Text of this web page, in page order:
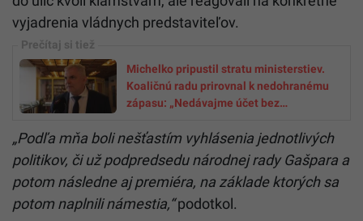
vyjadrenia vládnych predstaviteľov.
Michelko pripustil stratu ministerstiev.
Koaličnú radu prirovnal k nedohranému
zápasu: „Nedávajme účet bez
„Podľa mňa boli nešťastím vyhlásenia jednotlivých
politikov, či už podpredsedu národnej rady Gašpara a
potom následne aj premiéra, na základe ktorých sa
potom naplnili námestia,“podotkol.